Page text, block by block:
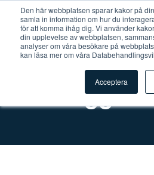
Den här webbplatsen sparar kakor på
samla in information om hur du
för att komma ihåg dig. Vi använder
din upplevelse av webbplatsen,
analyser om våra besökare på
kan läsa mer om våra
Acceptera
Vår blogg